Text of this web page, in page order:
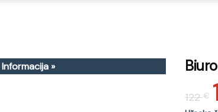
Informacija »
122€